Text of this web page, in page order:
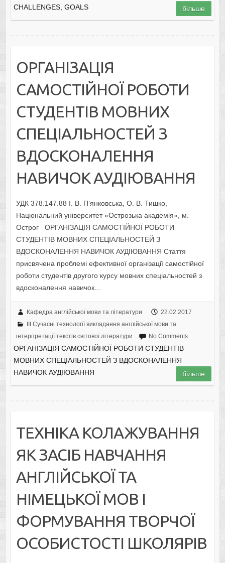
CHALLENGES, GOALS
більше
ОРГАНІЗАЦІЯ
САМОСТІЙНОЇ РОБОТИ
СТУДЕНТІВ МОВНИХ
СПЕЦІАЛЬНОСТЕЙ З
ВДОСКОНАЛЕННЯ
НАВИЧОК АУДІЮВАННЯ
УДК 378.147.88 І. В. П’янковська, О. В. Тишко,
Національний університет «Острозька академія», м.
Острог ОРГАНІЗАЦІЯ САМОСТІЙНОЇ РОБОТИ
СТУДЕНТІВ МОВНИХ СПЕЦІАЛЬНОСТЕЙ З
ВДОСКОНАЛЕННЯ НАВИЧОК АУДІЮВАННЯ Стаття
присвячена проблемі ефективної організації самостійної
роботи студентів другого курсу мовних спеціальностей з
вдосконалення навичок…
Кафедра англійської мови та літератури
22.02.2017
III Сучасні технології викладання англійської мови та
інтерпретації текстів світової літератури
No Comments
ОРГАНІЗАЦІЯ САМОСТІЙНОЇ РОБОТИ СТУДЕНТІВ
МОВНИХ СПЕЦІАЛЬНОСТЕЙ З ВДОСКОНАЛЕННЯ
НАВИЧОК АУДІЮВАННЯ
більше
ТЕХНІКА КОЛАЖУВАННЯ
ЯК ЗАСІБ НАВЧАННЯ
АНГЛІЙСЬКОЇ ТА
НІМЕЦЬКОЇ МОВ І
ФОРМУВАННЯ ТВОРЧОЇ
ОСОБИСТОСТІ ШКОЛЯРІВ